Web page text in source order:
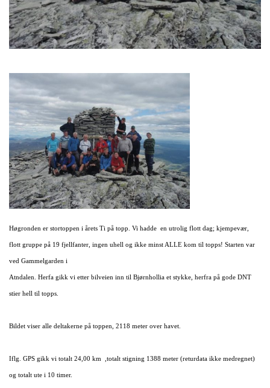
Høgronden er stortoppen i årets Ti på topp. Vi hadde en utrolig flott dag; kjempevær,
flott gruppe på 19 fjellfanter, ingen uhell og ikke minst ALLE kom til topps! Starten var
ved Gammelgarden i
Atndalen. Herfa gikk vi etter bilveien inn til Bjørnhollia et stykke, herfra på gode DNT
stier hell til topps.
Bildet viser alle deltakerne på toppen, 2118 meter over havet.
Iflg. GPS gikk vi totalt 24,00 km ,totalt stigning 1388 meter (returdata ikke medregnet)
og totalt ute i 10 timer.